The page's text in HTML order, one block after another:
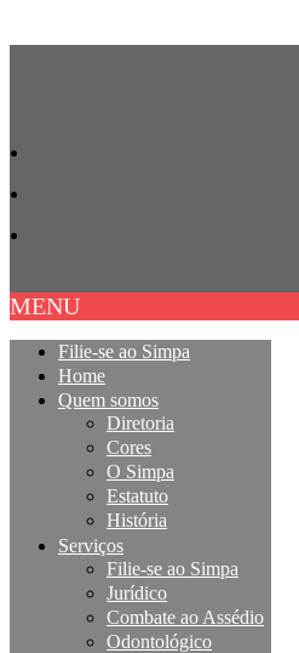
MENU
Filie-se ao Simpa
Home
Quem somos
Diretoria
Cores
O Simpa
Estatuto
História
Serviços
Filie-se ao Simpa
Jurídico
Combate ao Assédio
Odontológico